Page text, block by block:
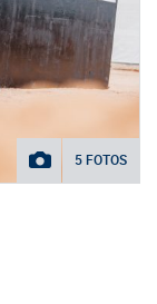
5 FOTOS